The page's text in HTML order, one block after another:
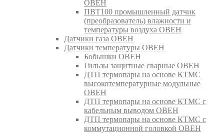
ОВЕН
ПВТ100 промышленный датчик
(преобразователь) влажности и
температуры воздуха ОВЕН
Датчики газа ОВЕН
Датчики температуры ОВЕН
Бобышки ОВЕН
Гильзы защитные сварные ОВЕН
ДТП термопары на основе КТМС
высокотемпературные модульные
ОВЕН
ДТП термопары на основе КТМС с
кабельным выводом ОВЕН
ДТП термопары на основе КТМС с
коммутационной головкой ОВЕН